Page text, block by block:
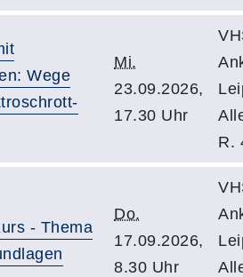
Wege
Mi.
23.09.2026,
17.30 Uhr
R.
- Thema
Do.
17.09.2026,
8.30 Uhr